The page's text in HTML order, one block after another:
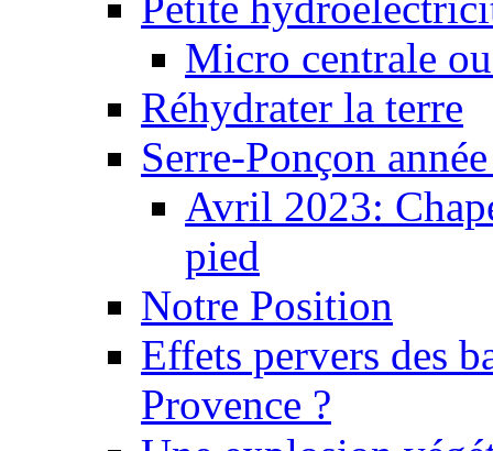
Micro centrale
Réhydrater la terre
Serre-Ponçon
Avril 2023:
pied
Notre Position
Effets pervers des
Provence ?